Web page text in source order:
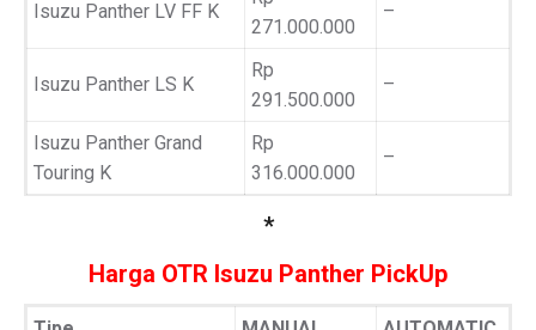
Isuzu Panther LV FF K
271.000.000
–
Isuzu Panther LS K
Rp
291.500.000
–
Isuzu Panther Grand
Touring K
Rp
316.000.000
–
*
Harga OTR Isuzu Panther PickUp